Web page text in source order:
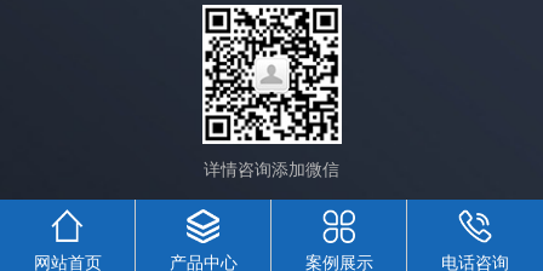
详情咨询添加微信
网站首页 产品中心 案例展示 电话咨询